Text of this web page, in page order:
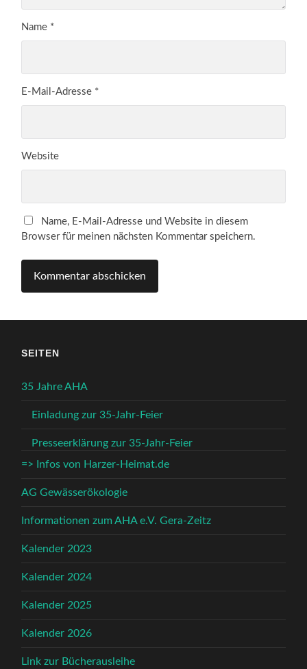
Name *
E-Mail-Adresse *
Website
Name, E-Mail-Adresse und Website in diesem
Browser für meinen nächsten Kommentar speichern.
SEITEN
35 Jahre AHA
Einladung zur 35-Jahr-Feier
Presseerklärung zur 35-Jahr-Feier
=> Infos von Harzer-Heimat.de
AG Gewässerökologie
Informationen zum AHA e.V. Gera-Zeitz
Kalender 2023
Kalender 2024
Kalender 2025
Kalender 2026
Link zur Bücherausleihe